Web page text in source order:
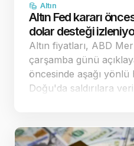
Altın
Altın Fed kararı
dolar desteği
Altın fiyatları, ABD
çarşamba günü
öncesinde aşağı
Doğu'da saldırılara